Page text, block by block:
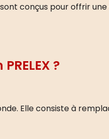
conçus pour offrir une
?
Elle consiste à